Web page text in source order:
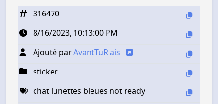
316470
8/16/2023, 10:13:00 PM
Ajouté parAvantTuRiais
sticker
chat lunettes bleues not ready